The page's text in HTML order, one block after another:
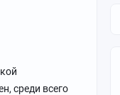
среди всего